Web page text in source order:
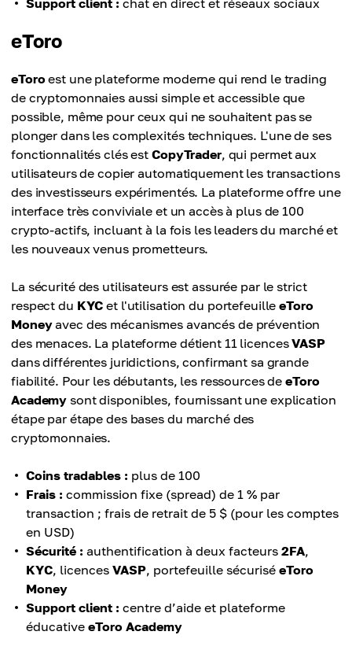
Support client : chat en direct et réseaux sociaux
eToro
eToroest une plateforme moderne qui rend le trading
de cryptomonnaies aussi simple et accessible que
possible, même pour ceux qui ne souhaitent pas se
plonger dans les complexités techniques. L'une de ses
fonctionnalités clés estCopyTrader, qui permet aux
utilisateurs de copier automatiquement les transactions
des investisseurs expérimentés. La plateforme offre une
interface très conviviale et un accès à plus de 100
crypto-actifs, incluant à la fois les leaders du marché et
les nouveaux venus prometteurs.
La sécurité des utilisateurs est assurée par le strict
respect du KYC et l'utilisation du portefeuilleeToro
Moneyavec des mécanismes avancés de prévention
des menaces. La plateforme détient 11 licencesVASP
dans différentes juridictions, confirmant sa grande
fiabilité. Pour les débutants, les ressources deeToro
Academy sont disponibles, fournissant une explication
étape par étape des bases du marché des
cryptomonnaies.
Coins tradables : plus de 100
Frais : commission fixe (spread) de 1 % par
transaction ; frais de retrait de 5 $ (pour les comptes
en USD)
Sécurité : authentification à deux facteurs 2FA,
KYC, licences VASP, portefeuille sécurisé eToro
Money
Support client : centre d’aide et plateforme
éducative eToro Academy